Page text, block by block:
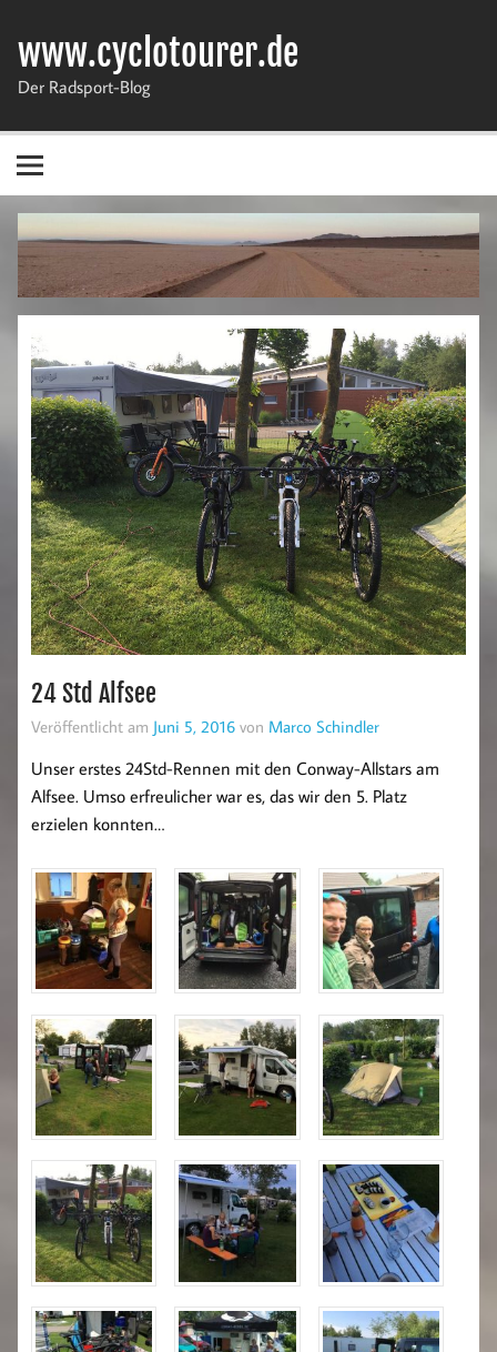
springen
www.cyclotourer.de
Der Radsport-Blog
24 Std Alfsee
Veröffentlicht am Juni 5, 2016 von Marco Schindler
Unser erstes 24Std-Rennen mit den Conway-Allstars am
Alfsee. Umso erfreulicher war es, das wir den 5. Platz
erzielen konnten…